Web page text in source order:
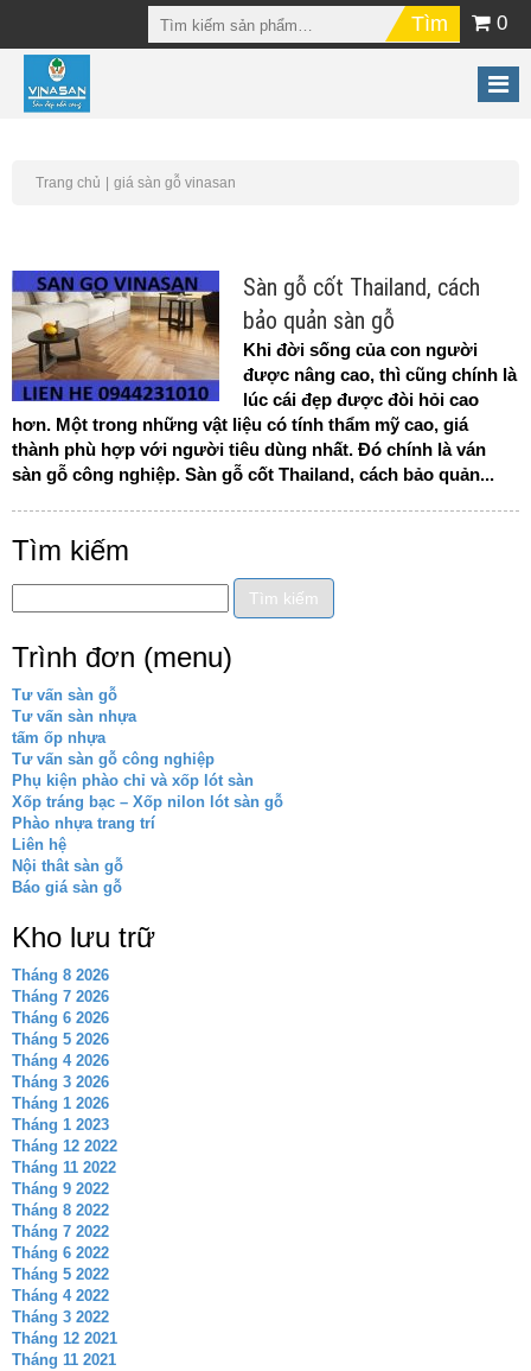
0
Trang chủ giá sàn gỗ vinasan
Sàn gỗ cốt Thailand, cách
bảo quản sàn gỗ
Khi đời sống của con người
được nâng cao, thì cũng chính là
lúc cái đẹp được đòi hỏi cao
hơn. Một trong những vật liệu có tính thẩm mỹ cao, giá
thành phù hợp với người tiêu dùng nhất. Đó chính là ván
sàn gỗ công nghiệp. Sàn gỗ cốt Thailand, cách bảo quản...
Tìm kiếm
Trình đơn (menu)
Tư vấn sàn gỗ
Tư vấn sàn nhựa
tấm ốp nhựa
Tư vấn sàn gỗ công nghiệp
Phụ kiện phào chỉ và xốp lót sàn
Xốp tráng bạc – Xốp nilon lót sàn gỗ
Phào nhựa trang trí
Liên hệ
Nội thât sàn gỗ
Báo giá sàn gỗ
Kho lưu trữ
Tháng 8 2026
Tháng 7 2026
Tháng 6 2026
Tháng 5 2026
Tháng 4 2026
Tháng 3 2026
Tháng 1 2026
Tháng 1 2023
Tháng 12 2022
Tháng 11 2022
Tháng 9 2022
Tháng 8 2022
Tháng 7 2022
Tháng 6 2022
Tháng 5 2022
Tháng 4 2022
Tháng 3 2022
Tháng 12 2021
Tháng 11 2021